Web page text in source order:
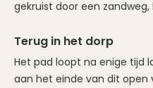
gekruist door een
Terug in het dorp
Het pad loopt na enige tijd
aan het einde van dit open